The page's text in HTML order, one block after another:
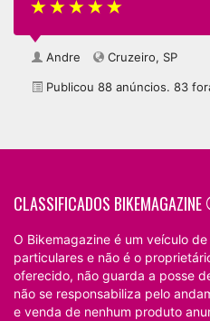
Andre Cruzeiro, SP
Publicou 88 anúncios. 83
CLASSIFICADOS
O Bikemagazine é um veículo
particulares e não é o
oferecido, não guarda a posse
não se responsabiliza pelo
e venda de nenhum produto